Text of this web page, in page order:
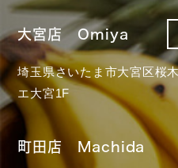
大宮店 Omiya
埼玉県さいたま市大宮区桜
エ大宮1F
町田店 Machida